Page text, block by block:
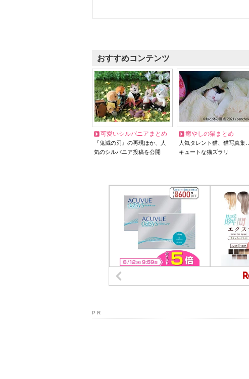
おすすめコンテンツ
可愛いシルバニアまとめ
『鬼滅の刃』の再現ほか、人
気のシルバニア投稿を公開
癒やしの猫まとめ
人気タレント猫、猫写真集…
キュートな猫ズラリ
P R